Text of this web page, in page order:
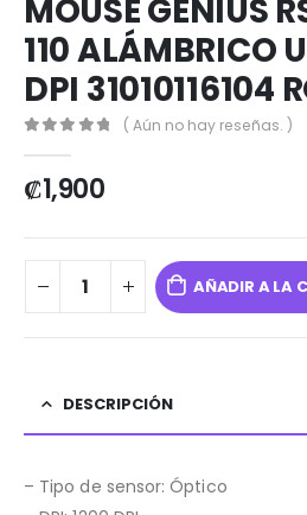
MOUSE GENIUS
110 ALÁMBRICO
DPI 31010116104
( Aún no hay reseñas. )
₡1,900
AÑADIR A LA
DESCRIPCIÓN
– Tipo de sensor: Óptico